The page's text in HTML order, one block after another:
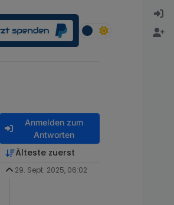
Anmelden zum
Antworten
Älteste zuerst
29. Sept. 2025, 06:02